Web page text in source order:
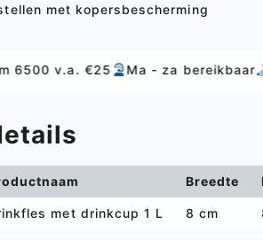
met kopersbescherming
€25 Ma - za bereikbaar Alles
Breedte
met drinkcup 1 L 8 cm